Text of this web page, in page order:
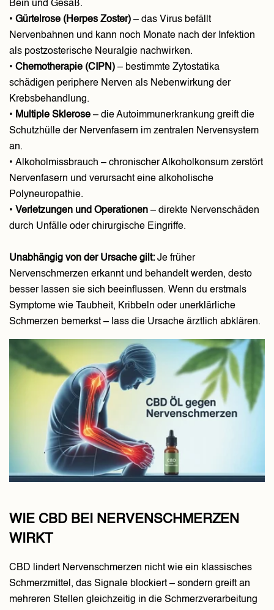
Bein und Gesäß.
• Gürtelrose (Herpes Zoster) – das Virus befällt
Nervenbahnen und kann noch Monate nach der Infektion
als postzosterische Neuralgie nachwirken.
• Chemotherapie (CIPN) – bestimmte Zytostatika
schädigen periphere Nerven als Nebenwirkung der
Krebsbehandlung.
• Multiple Sklerose – die Autoimmunerkrankung greift die
Schutzhülle der Nervenfasern im zentralen Nervensystem
an.
• Alkoholmissbrauch – chronischer Alkoholkonsum zerstört
Nervenfasern und verursacht eine alkoholische
Polyneuropathie.
• Verletzungen und Operationen – direkte Nervenschäden
durch Unfälle oder chirurgische Eingriffe.
Unabhängig von der Ursache gilt: Je früher
Nervenschmerzen erkannt und behandelt werden, desto
besser lassen sie sich beeinflussen. Wenn du erstmals
Symptome wie Taubheit, Kribbeln oder unerklärliche
Schmerzen bemerkst – lass die Ursache ärztlich abklären.
WIE CBD BEI NERVENSCHMERZEN
WIRKT
CBD lindert Nervenschmerzen nicht wie ein klassisches
Schmerzmittel, das Signale blockiert – sondern greift an
mehreren Stellen gleichzeitig in die Schmerzverarbeitung